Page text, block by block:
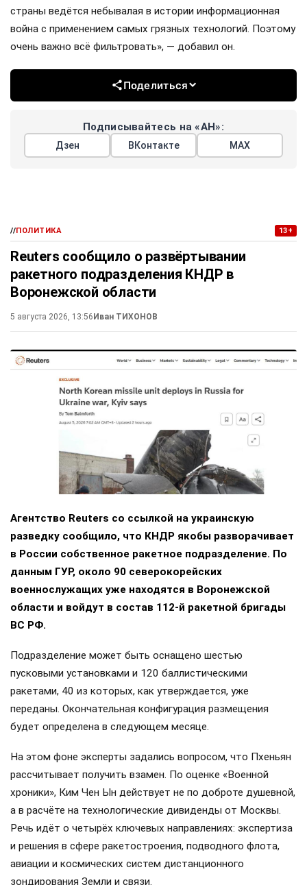
страны ведётся небывалая в истории информационная
война с применением самых грязных технологий. Поэтому
очень важно всё фильтровать», — добавил он.
Поделиться
Подписывайтесь на «АН»:
Дзен ВКонтакте МАХ
//ПОЛИТИКА 13+
Reuters сообщило о развёртывании
ракетного подразделения КНДР в
Воронежской области
5 августа 2026, 13:56Иван ТИХОНОВ
Агентство Reuters со ссылкой на украинскую
разведку сообщило, что КНДР якобы разворачивает
в России собственное ракетное подразделение. По
данным ГУР, около 90 северокорейских
военнослужащих уже находятся в Воронежской
области и войдут в состав 112-й ракетной бригады
ВС РФ.
Подразделение может быть оснащено шестью
пусковыми установками и 120 баллистическими
ракетами, 40 из которых, как утверждается, уже
переданы. Окончательная конфигурация размещения
будет определена в следующем месяце.
На этом фоне эксперты задались вопросом, что Пхеньян
рассчитывает получить взамен. По оценке «Военной
хроники», Ким Чен Ын действует не по доброте душевной,
а в расчёте на технологические дивиденды от Москвы.
Речь идёт о четырёх ключевых направлениях: экспертиза
и решения в сфере ракетостроения, подводного флота,
авиации и космических систем дистанционного
зондирования Земли и связи.